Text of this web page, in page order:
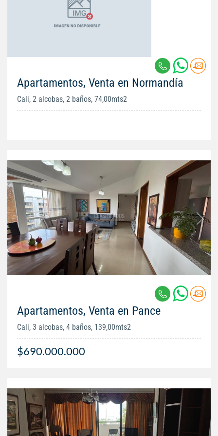
Apartamentos, Venta en Normandía
Cali, 2 alcobas, 2 baños, 74,00mts2
Apartamentos, Venta en Pance
Cali, 3 alcobas, 4 baños, 139,00mts2
$690.000.000